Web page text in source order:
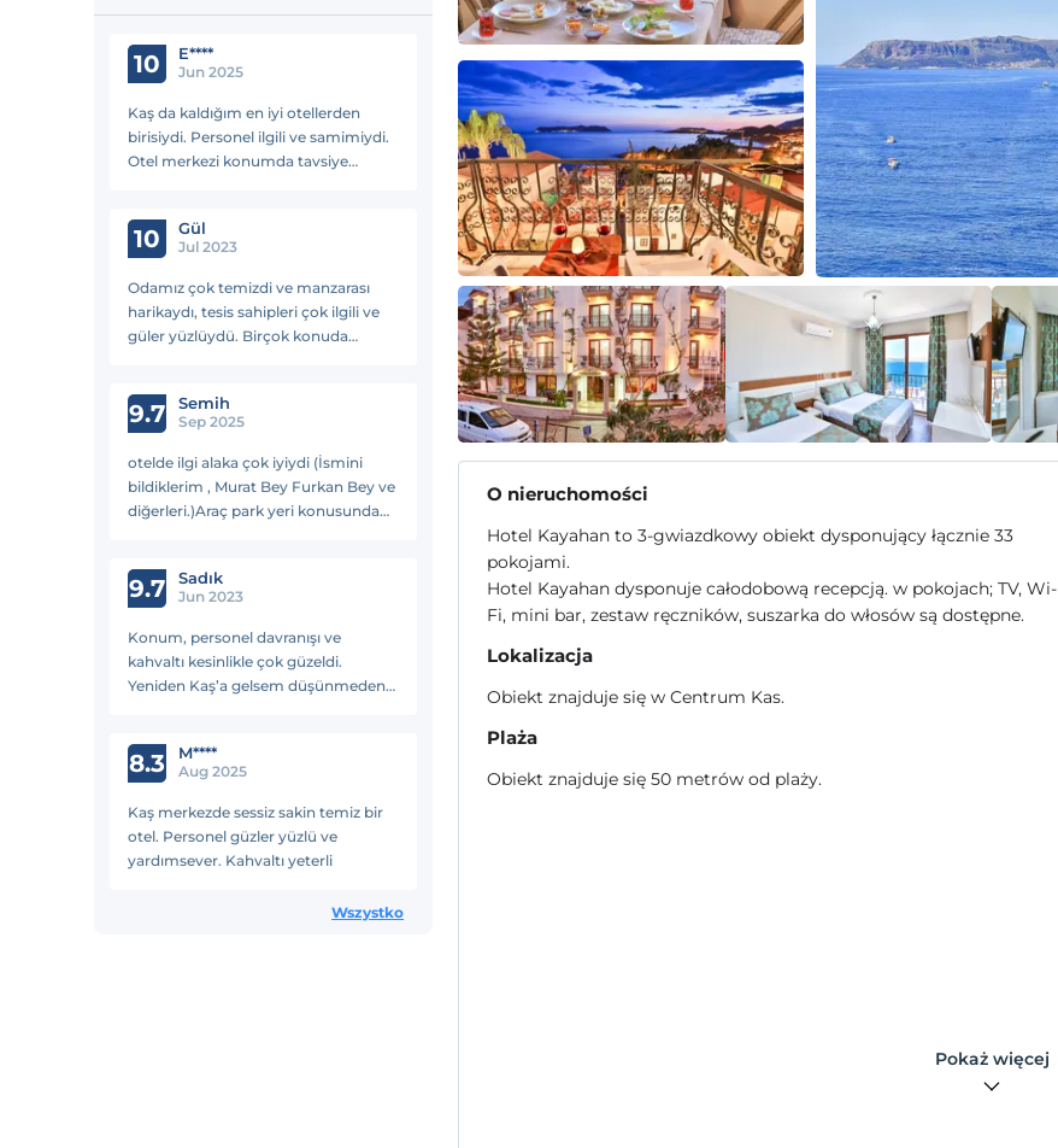
10 E****
Jun 2025
Kaş da kaldığım en iyi otellerden
birisiydi. Personel ilgili ve samimiydi.
Otel merkezi konumda tavsiye
10 Gül
Jul 2023
Odamız çok temizdi ve manzarası
harikaydı, tesis sahipleri çok ilgili ve
güler yüzlüydü. Birçok konuda
güzeldi, kesinlikle tavsiye ederim👍🏻
9.7 Semih
Sep 2025
otelde ilgi alaka çok iyiydi (İsmini
bildiklerim , Murat Bey Furkan Bey ve
diğerleri.)Araç park yeri konusunda
10/10 du.Teşekkürler
9.7 Sadık
Jun 2023
Konum, personel davranışı ve
kahvaltı kesinlikle çok güzeldi.
Yeniden Kaş’a gelsem düşünmeden
dolayı su ikram etmeleri güzeldi.
8.3 M****
Aug 2025
Kaş merkezde sessiz sakin temiz bir
otel. Personel güzler yüzlü ve
yardımsever. Kahvaltı yeterli
Wszystko
O nieruchomości
Hotel Kayahan to 3-gwiazdkowy obiekt dysponujący łącznie 33
pokojami.
Hotel Kayahan dysponuje całodobową recepcją. w pokojach; TV, Wi-
Fi, mini bar, zestaw ręczników, suszarka do włosów są dostępne.
Lokalizacja
Obiekt znajduje się w Centrum Kas.
Plaża
Obiekt znajduje się 50 metrów od plaży.
Pokaż więcej